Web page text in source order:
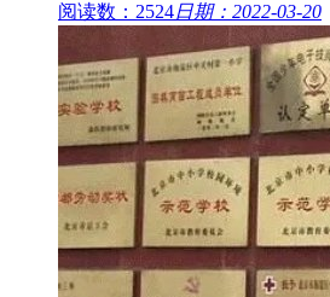
阅读数：2524日期：2022-03-20